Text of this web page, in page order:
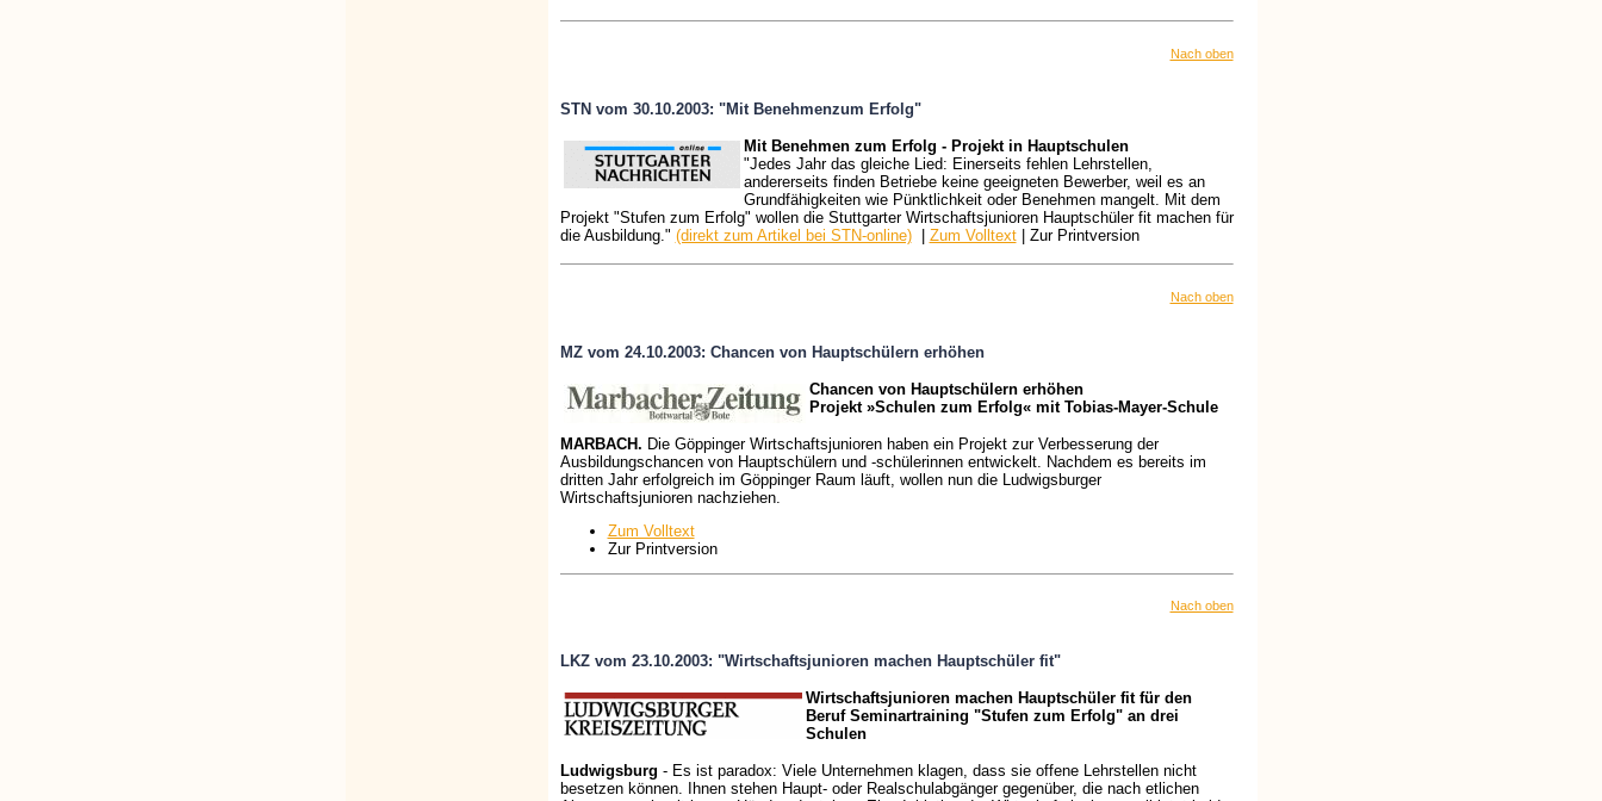
Nach oben
STN vom 30.10.2003: "Mit Benehmenzum Erfolg"
Mit Benehmen zum Erfolg - Projekt in Hauptschulen
"Jedes Jahr das gleiche Lied: Einerseits fehlen Lehrstellen,
andererseits finden Betriebe keine geeigneten Bewerber, weil es an
Grundfähigkeiten wie Pünktlichkeit oder Benehmen mangelt. Mit dem
Projekt "Stufen zum Erfolg" wollen die Stuttgarter Wirtschaftsjunioren Hauptschüler fit machen für
die Ausbildung." (direkt zum Artikel bei STN-online)| Zum Volltext| Zur Printversion
Nach oben
MZ vom 24.10.2003: Chancen von Hauptschülern erhöhen
Chancen von Hauptschülern erhöhen
Projekt »Schulen zum Erfolg« mit Tobias-Mayer-Schule
MARBACH. Die Göppinger Wirtschaftsjunioren haben ein Projekt zur Verbesserung der
Ausbildungschancen von Hauptschülern und -schülerinnen entwickelt. Nachdem es bereits im
dritten Jahr erfolgreich im Göppinger Raum läuft, wollen nun die Ludwigsburger
Wirtschaftsjunioren nachziehen.
Zum Volltext
Zur Printversion
Nach oben
LKZ vom 23.10.2003: "Wirtschaftsjunioren machen Hauptschüler fit"
Wirtschaftsjunioren machen Hauptschüler fit für den
Beruf Seminartraining "Stufen zum Erfolg" an drei
Schulen
Ludwigsburg - Es ist paradox: Viele Unternehmen klagen, dass sie offene Lehrstellen nicht
besetzen können. Ihnen stehen Haupt- oder Realschulabgänger gegenüber, die nach etlichen